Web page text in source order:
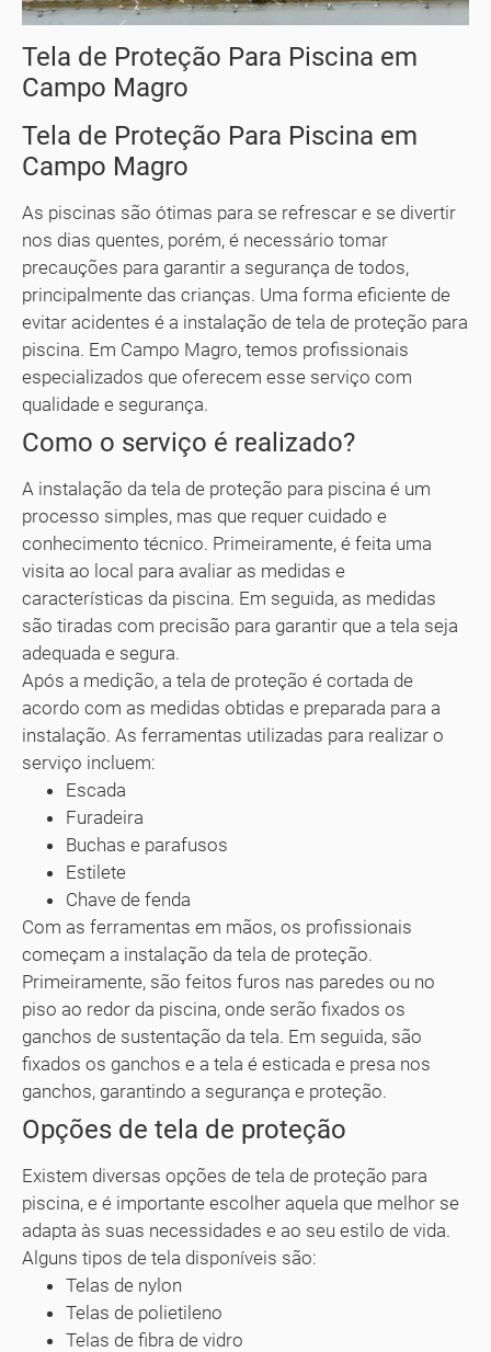
Tela de Proteção Para Piscina em
Campo Magro
Tela de Proteção Para Piscina em
Campo Magro
As piscinas são ótimas para se refrescar e se divertir
nos dias quentes, porém, é necessário tomar
precauções para garantir a segurança de todos,
principalmente das crianças. Uma forma eficiente de
evitar acidentes é a instalação de tela de proteção para
piscina. Em Campo Magro, temos profissionais
especializados que oferecem esse serviço com
qualidade e segurança.
Como o serviço é realizado?
A instalação da tela de proteção para piscina é um
processo simples, mas que requer cuidado e
conhecimento técnico. Primeiramente, é feita uma
visita ao local para avaliar as medidas e
características da piscina. Em seguida, as medidas
são tiradas com precisão para garantir que a tela seja
adequada e segura.
Após a medição, a tela de proteção é cortada de
acordo com as medidas obtidas e preparada para a
instalação. As ferramentas utilizadas para realizar o
serviço incluem:
Escada
Furadeira
Buchas e parafusos
Estilete
Chave de fenda
Com as ferramentas em mãos, os profissionais
começam a instalação da tela de proteção.
Primeiramente, são feitos furos nas paredes ou no
piso ao redor da piscina, onde serão fixados os
ganchos de sustentação da tela. Em seguida, são
fixados os ganchos e a tela é esticada e presa nos
ganchos, garantindo a segurança e proteção.
Opções de tela de proteção
Existem diversas opções de tela de proteção para
piscina, e é importante escolher aquela que melhor se
adapta às suas necessidades e ao seu estilo de vida.
Alguns tipos de tela disponíveis são:
Telas de nylon
Telas de polietileno
Telas de fibra de vidro